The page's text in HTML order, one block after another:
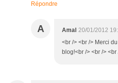
Répondre
A Amal 20/01/2012
<br /> <br /> Merci
blog!<br /> <br /> <br